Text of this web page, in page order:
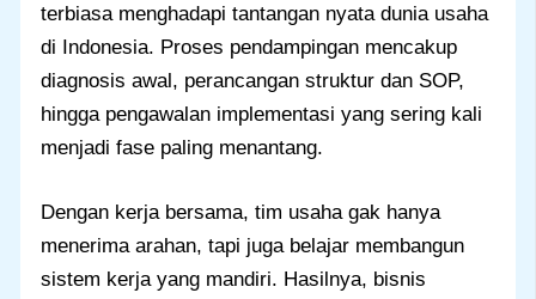
terbiasa menghadapi tantangan nyata dunia usaha
di Indonesia. Proses pendampingan mencakup
diagnosis awal, perancangan struktur dan SOP,
hingga pengawalan implementasi yang sering kali
menjadi fase paling menantang.
Dengan kerja bersama, tim usaha gak hanya
menerima arahan, tapi juga belajar membangun
sistem kerja yang mandiri. Hasilnya, bisnis